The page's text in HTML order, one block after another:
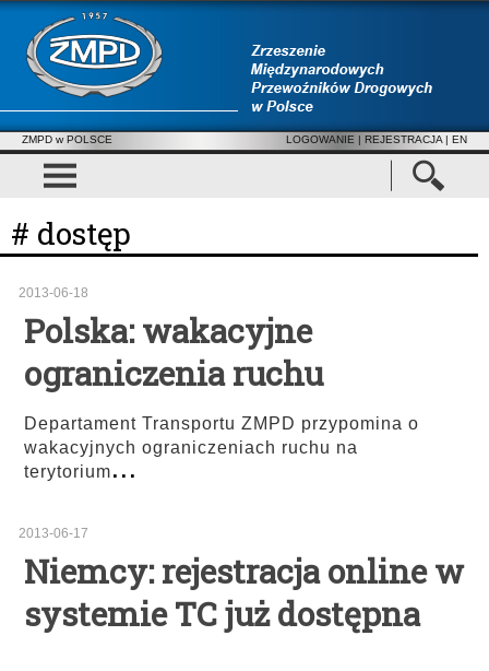
ZMPD w POLSCE LOGOWANIE | REJESTRACJA | EN
# dostęp
2013-06-18
Polska: wakacyjne
ograniczenia ruchu
Departament Transportu ZMPD przypomina o
wakacyjnych ograniczeniach ruchu na
terytorium...
2013-06-17
Niemcy: rejestracja online w
systemie TC już dostępna